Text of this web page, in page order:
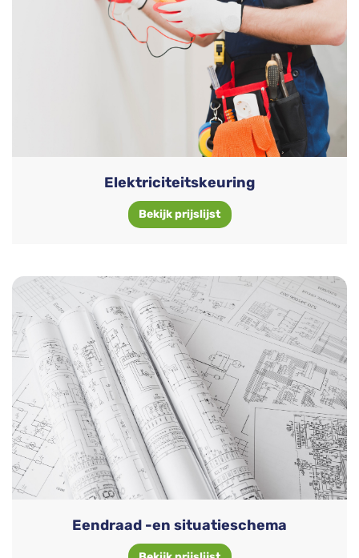
Elektriciteitskeuring
Bekijk prijslijst
Eendraad -en situatieschema